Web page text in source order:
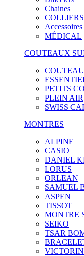
Chaines
COLLIERS
Accessoires
MÉDICAL
COUTEAUX
PETITS
PLEIN AIR
SWISS
MONTRES
ALPINE
CASIO
DANIEL
LORUS
ORLEAN
SAMUEL
ASPEN
TISSOT
MONTRE
SEIKO
TSAR